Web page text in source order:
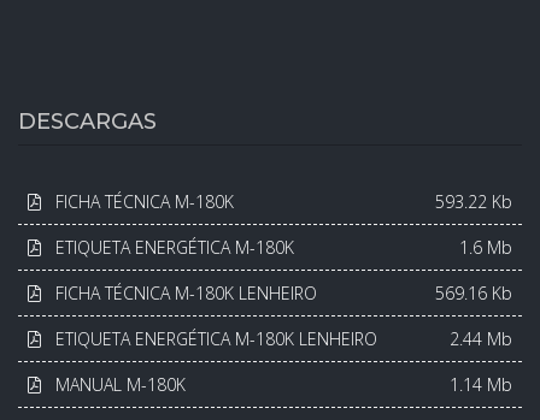
DESCARGAS
FICHA TÉCNICA M-180K
593.22 Kb
ETIQUETA ENERGÉTICA M-180K
1.6 Mb
FICHA TÉCNICA M-180K LENHEIRO
569.16 Kb
ETIQUETA ENERGÉTICA M-180K LENHEIRO
2.44 Mb
MANUAL M-180K
1.14 Mb